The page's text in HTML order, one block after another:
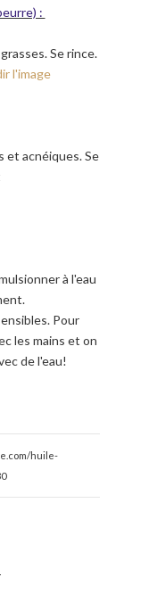
:
Se rince.
et acnéiques. Se
à l'eau
Pour
les mains et on
de l'eau!
huile-